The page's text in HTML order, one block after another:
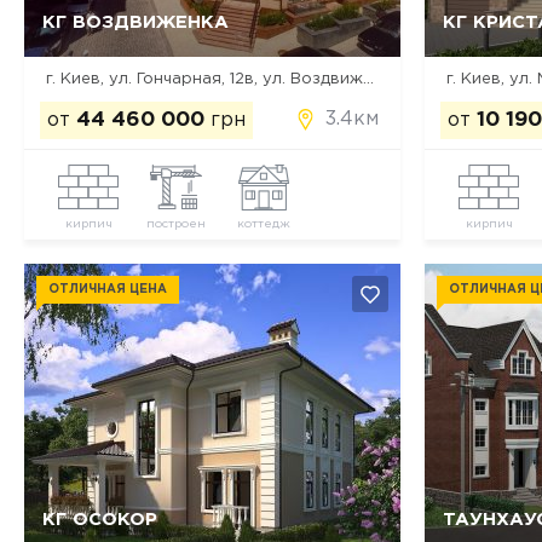
КГ ВОЗДВИЖЕНКА
от 44 460 000 грн 3.4км
кирпич построен коттедж
Да, удалить Отмена КГ
г. Киев, ул.
от 10
кирпич
КГ ОСОКОР
ОТЛИЧНАЯ ЦЕНА
Да, удалить Отмена
ОТЛИЧНАЯ